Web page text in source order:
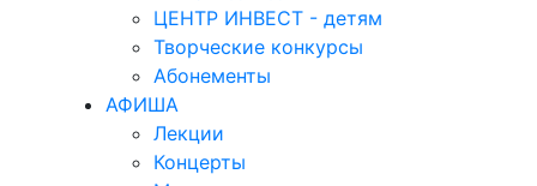
ЦЕНТР ИНВЕСТ - детям
Творческие конкурсы
Абонементы
АФИША
Лекции
Концерты